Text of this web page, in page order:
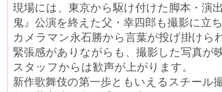
現場には、東京から駆け付けた脚本・演
鬼』公演を終えた父・幸四郎も撮影に立
カメラマン永石勝から言葉が投げ掛けら
緊張感がありながらも、撮影した写真が
スタッフからは歓声が上がります。
新作歌舞伎の第一歩ともいえるスチール